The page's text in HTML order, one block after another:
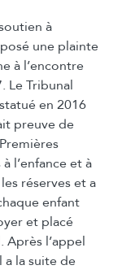
à
une plainte
à l’encontre
Le Tribunal
en 2016
preuve de
l’enfance et à
réserves et a
enfant
et placé
Après l’appel
la suite de